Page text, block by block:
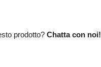
prodotto? Chatta con noi!